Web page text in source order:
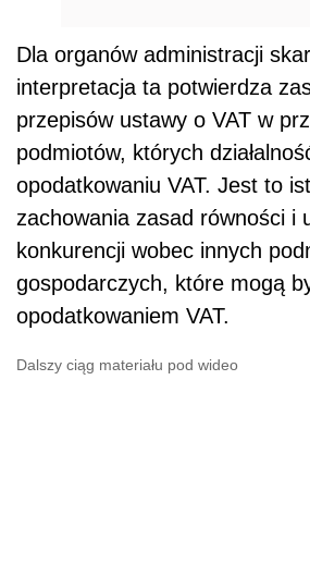
Dla organów administracji
interpretacja ta potwierdza
przepisów ustawy o VAT w
podmiotów, których
opodatkowaniu VAT. Jest to
zachowania zasad równości i
konkurencji wobec innych
gospodarczych, które mogą
opodatkowaniem VAT.
Dalszy ciąg materiału pod wideo